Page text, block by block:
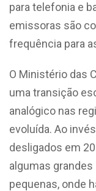
para telefonia e
emissoras são
frequência para
O Ministério das
uma transição
analógico nas
evoluída. Ao
desligados em
algumas
pequenas, onde